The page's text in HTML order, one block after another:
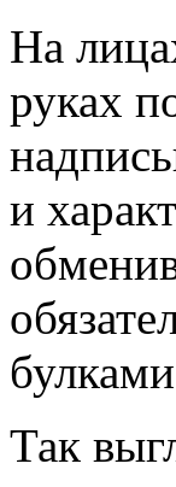
На
руках
и
Так